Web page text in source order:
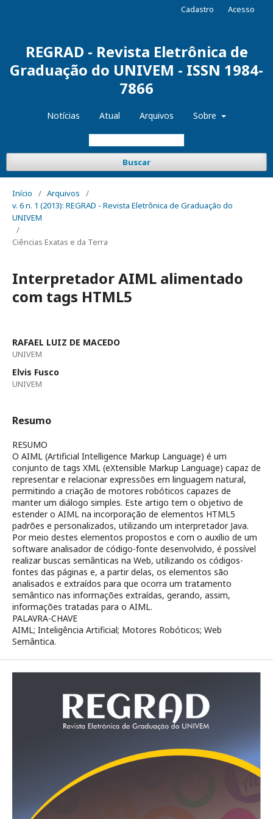
REGRAD - Revista Eletrônica de
Graduação do UNIVEM - ISSN 1984-
7866
Notícias Atual Arquivos Sobre
Buscar
Cadastro Acesso
Início / Arquivos
/
v. 6 n. 1 (2013): REGRAD - Revista Eletrônica de Graduação do
UNIVEM
/
Ciências Exatas e da Terra
Interpretador AIML alimentado
com tags HTML5
RAFAEL LUIZ DE MACEDO
UNIVEM
Elvis Fusco
UNIVEM
Resumo
RESUMO
O AIML (Artificial Intelligence Markup Language) é um
conjunto de tags XML (eXtensible Markup Language) capaz de
representar e relacionar expressões em linguagem natural,
permitindo a criação de motores robóticos capazes de
manter um diálogo simples. Este artigo tem o objetivo de
estender o AIML na incorporação de elementos HTML5
padrões e personalizados, utilizando um interpretador Java.
Por meio destes elementos propostos e com o auxílio de um
software analisador de código-fonte desenvolvido, é possível
realizar buscas semânticas na Web, utilizando os códigos-
fontes das páginas e, a partir delas, os elementos são
analisados e extraídos para que ocorra um tratamento
semântico nas informações extraídas, gerando, assim,
informações tratadas para o AIML.
PALAVRA-CHAVE
AIML; Inteligência Artificial; Motores Robóticos; Web
Semântica.